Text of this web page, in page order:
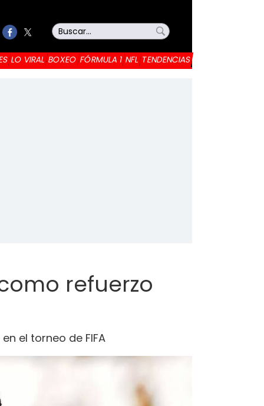
LO VIRAL BOXEO FÓRMULA 1 NFL TENDENCIAS
refuerzo
el torneo de FIFA